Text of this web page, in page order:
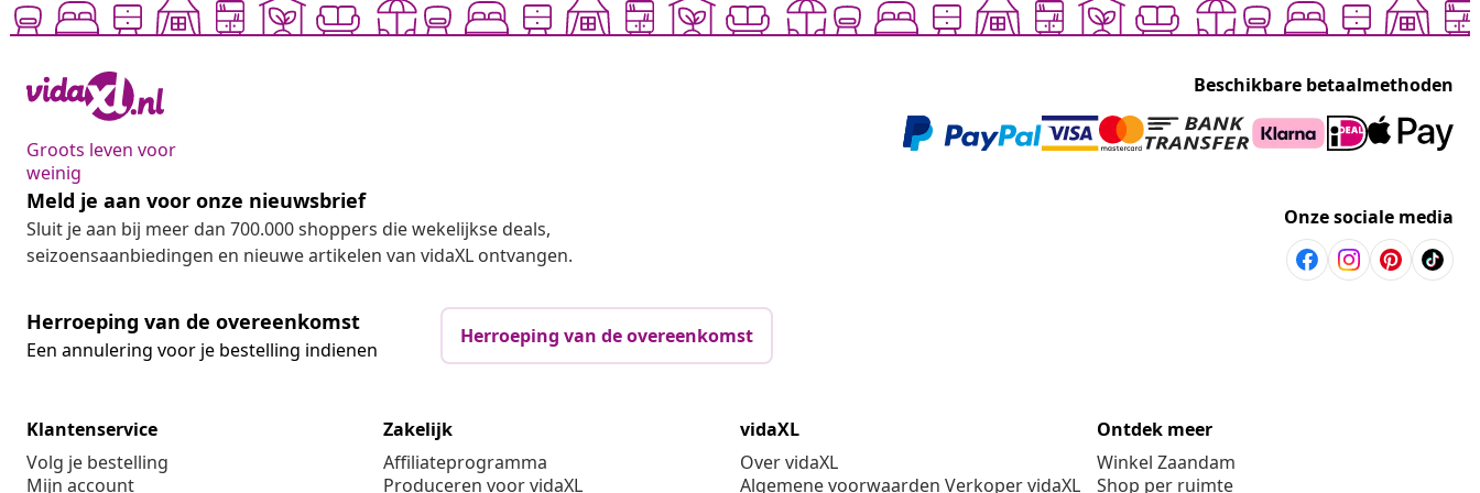
Groots leven voor
weinig
Beschikbare betaalmethoden
Meld je aan voor onze nieuwsbrief
Sluit je aan bij meer dan 700.000 shoppers die wekelijkse deals,
seizoensaanbiedingen en nieuwe artikelen van vidaXL ontvangen.
Onze sociale media
Herroeping van de overeenkomst
Een annulering voor je bestelling indienen
Herroeping van de overeenkomst
Klantenservice
Volg je bestelling
Mijn account
Zakelijk
Affiliateprogramma
Produceren voor vidaXL
vidaXL
Over vidaXL
Algemene voorwaarden Verkoper vidaXL
Ontdek meer
Winkel Zaandam
Shop per ruimte